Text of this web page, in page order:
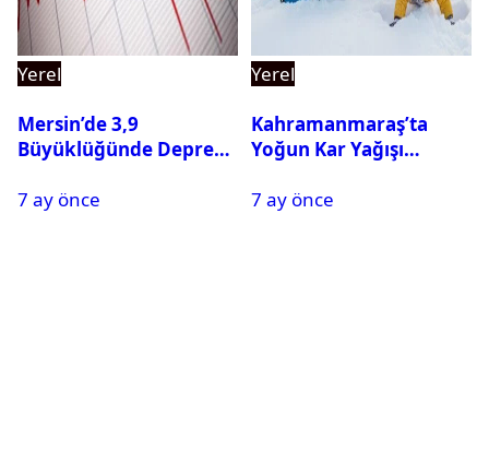
Yerel
Mersin’de 3,9
Büyüklüğünde Deprem
7 ay önce
Yerel
Kahramanmaraş’ta
Yoğun Kar Yağışı
Tatil
7 ay önce